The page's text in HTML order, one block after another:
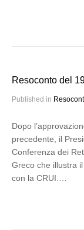
Resoconto del
Published in
Dopo
precedente, il
Conferenza dei
Greco che illustra
con la CRUI.…